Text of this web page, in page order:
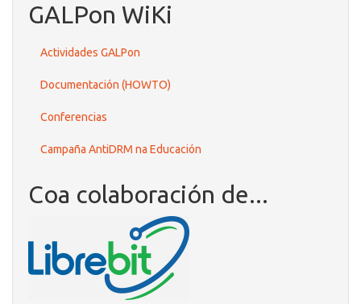
GALPon WiKi
Actividades GALPon
Documentación (HOWTO)
Conferencias
Campaña AntiDRM na Educación
Coa colaboración de...